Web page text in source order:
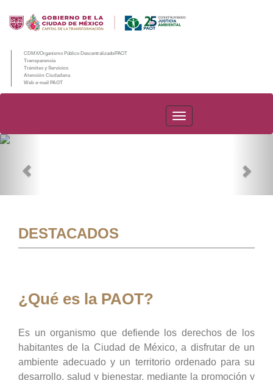
CDMX/Organismo Público Descentralizado/PAOT
Transparencia
Trámites y Servicios
Atención Ciudadana
Web e-mail PAOT
PAOT
DESTACADOS
¿Qué es la PAOT?
Es un organismo que defiende los derechos de los
habitantes de la Ciudad de México, a disfrutar de un
ambiente adecuado y un territorio ordenado para su
desarrollo, salud y bienestar, mediante la promoción y